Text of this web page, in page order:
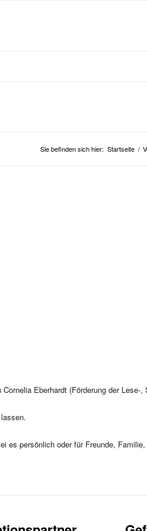
Sie befinden sich hier: Startseite /
Eberhardt (Förderung der Lese-
es persönlich oder für Freunde,